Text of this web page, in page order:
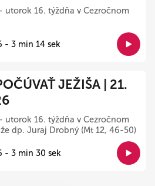
utorok 16. týždňa v Cezročnom
- 3 min 14 sek
JEŽIŠA | 21.
utorok 16. týždňa v Cezročnom
dp. Juraj Drobný (Mt 12, 46-50)
- 3 min 30 sek